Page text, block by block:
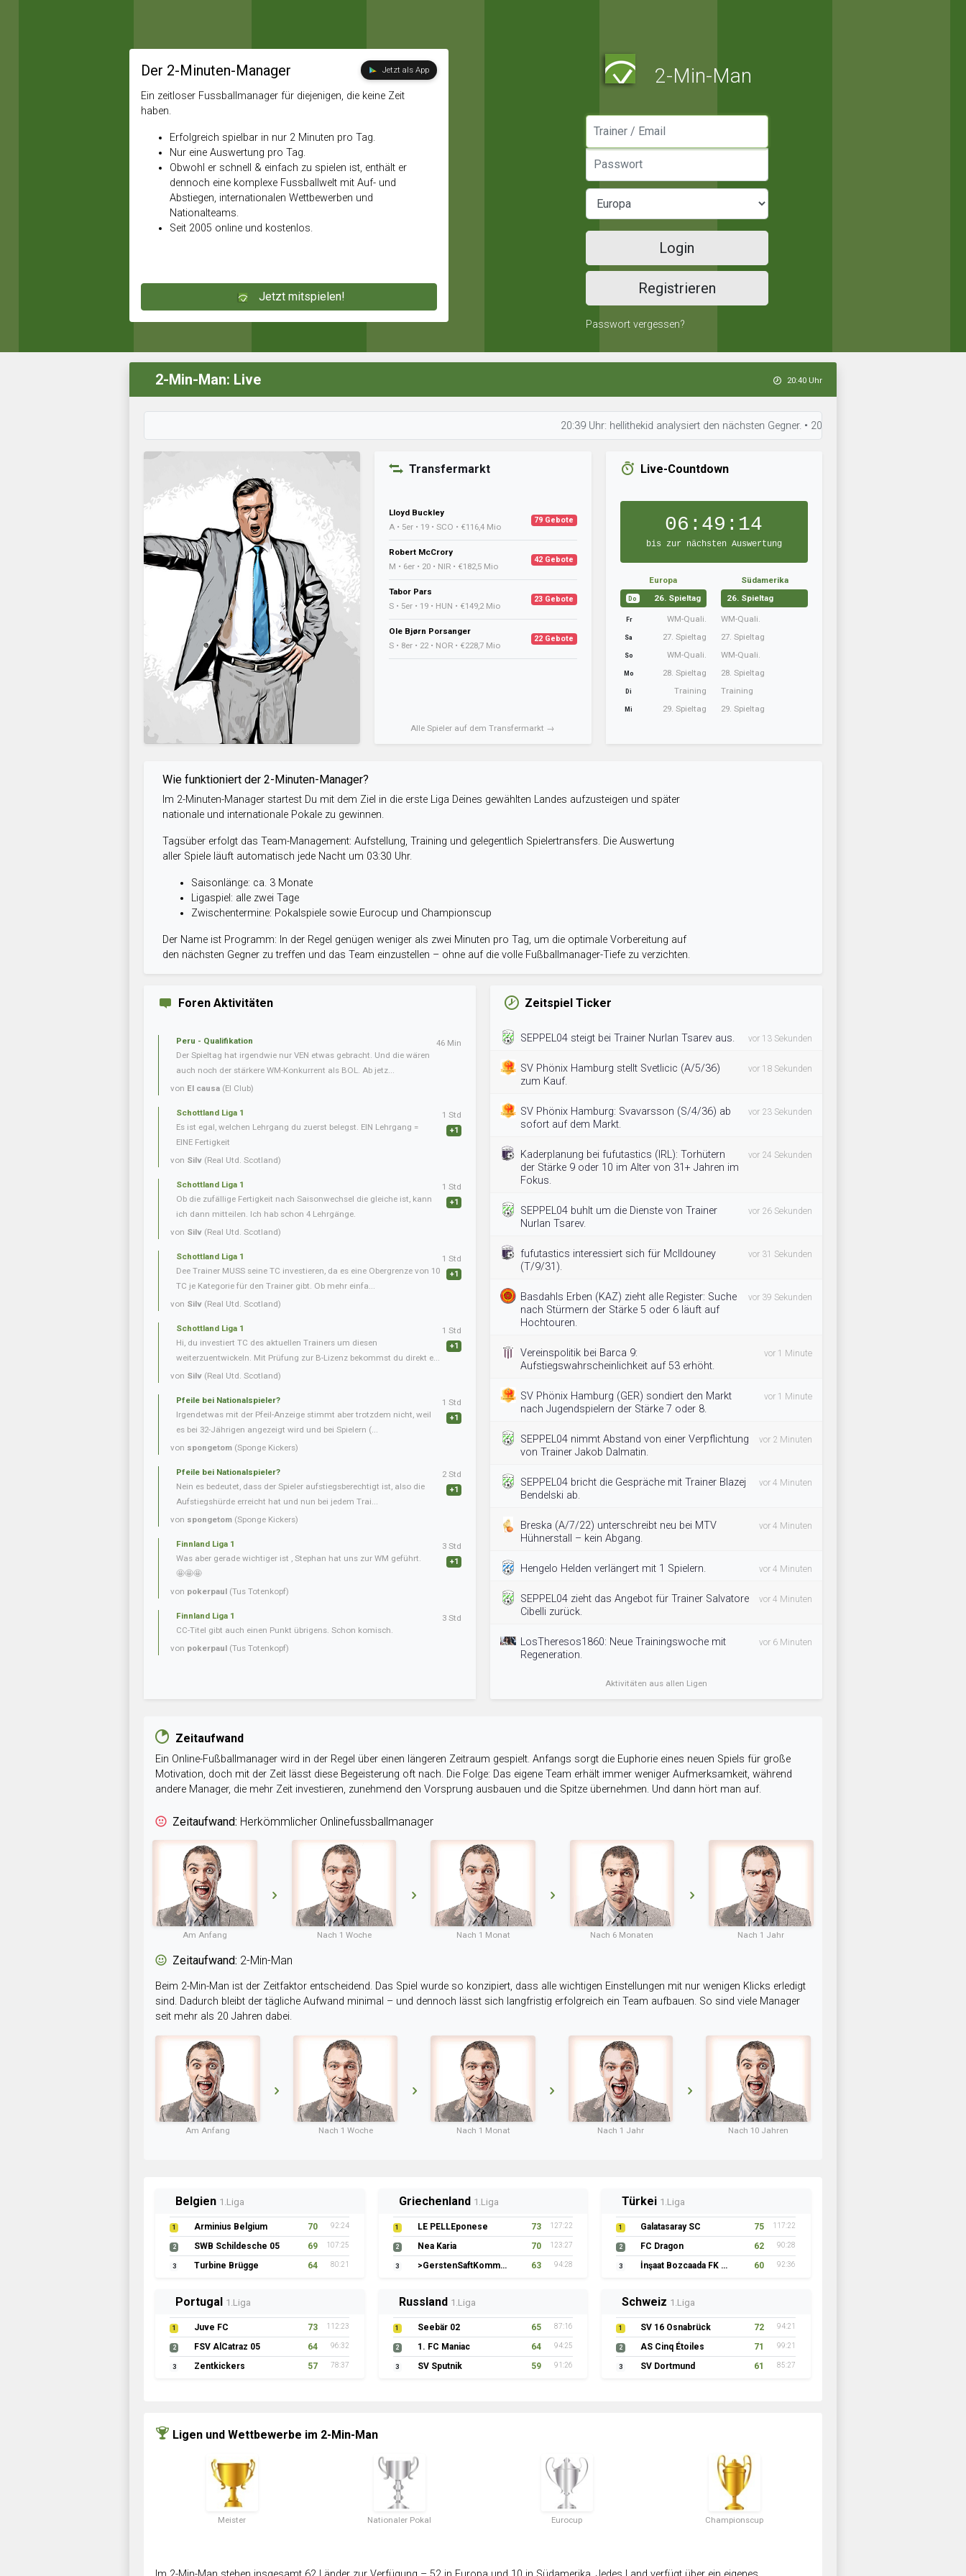
Der 2-Minuten-Manager Jetzt als App
Ein zeitloser Fussballmanager für diejenigen, die keine Zeit
haben.
Erfolgreich spielbar in nur 2 Minuten pro Tag.
Nur eine Auswertung pro Tag.
Obwohl er schnell & einfach zu spielen ist, enthält er
dennoch eine komplexe Fussballwelt mit Auf- und
Abstiegen, internationalen Wettbewerben und
Nationalteams.
Seit 2005 online und kostenlos.
Jetzt mitspielen!
2-Min-Man
Login
Registrieren
Passwort vergessen?
2-Min-Man: Live 20:40 Uhr
20:39 Uhr: hellithekid analysiert den nächsten Gegner. • 20:38 Uhr: Basdahls Erben arbeitet an
Transfermarkt
Lloyd Buckley
A • 5er • 19 • SCO • €116,4 Mio
79 Gebote
Robert McCrory
M • 6er • 20 • NIR • €182,5 Mio
42 Gebote
Tabor Pars
S • 5er • 19 • HUN • €149,2 Mio
23 Gebote
Ole Bjørn Porsanger
S • 8er • 22 • NOR • €228,7 Mio
22 Gebote
Alle Spieler auf dem Transfermarkt →
Live-Countdown
06:49:13
bis zur nächsten Auswertung
Europa
Do 26. Spieltag
Fr WM-Quali.
Sa 27. Spieltag
So WM-Quali.
Mo 28. Spieltag
Di Training
Mi 29. Spieltag
Südamerika
26. Spieltag
WM-Quali.
27. Spieltag
WM-Quali.
28. Spieltag
Training
29. Spieltag
Wie funktioniert der 2-Minuten-Manager?
Im 2-Minuten-Manager startest Du mit dem Ziel in die erste Liga Deines gewählten Landes aufzusteigen und später
nationale und internationale Pokale zu gewinnen.
Tagsüber erfolgt das Team-Management: Aufstellung, Training und gelegentlich Spielertransfers. Die Auswertung
aller Spiele läuft automatisch jede Nacht um 03:30 Uhr.
Saisonlänge: ca. 3 Monate
Ligaspiel: alle zwei Tage
Zwischentermine: Pokalspiele sowie Eurocup und Championscup
Der Name ist Programm: In der Regel genügen weniger als zwei Minuten pro Tag, um die optimale Vorbereitung auf
den nächsten Gegner zu treffen und das Team einzustellen – ohne auf die volle Fußballmanager-Tiefe zu verzichten.
Foren Aktivitäten
Peru - Qualifikation
Der Spieltag hat irgendwie nur VEN etwas gebracht. Und die wären
auch noch der stärkere WM-Konkurrent als BOL. Ab jetz...
von El causa (El Club)
46 Min
Schottland Liga 1
Es ist egal, welchen Lehrgang du zuerst belegst. EIN Lehrgang =
EINE Fertigkeit
von Silv (Real Utd. Scotland)
1 Std
+1
Schottland Liga 1
Ob die zufällige Fertigkeit nach Saisonwechsel die gleiche ist, kann
ich dann mitteilen. Ich hab schon 4 Lehrgänge.
von Silv (Real Utd. Scotland)
1 Std
+1
Schottland Liga 1
Dee Trainer MUSS seine TC investieren, da es eine Obergrenze von 10
TC je Kategorie für den Trainer gibt. Ob mehr einfa...
von Silv (Real Utd. Scotland)
1 Std
+1
Schottland Liga 1
Hi, du investiert TC des aktuellen Trainers um diesen
weiterzuentwickeln. Mit Prüfung zur B-Lizenz bekommst du direkt e...
von Silv (Real Utd. Scotland)
1 Std
+1
Pfeile bei Nationalspieler?
Irgendetwas mit der Pfeil-Anzeige stimmt aber trotzdem nicht, weil
es bei 32-Jährigen angezeigt wird und bei Spielern (...
von spongetom (Sponge Kickers)
1 Std
+1
Pfeile bei Nationalspieler?
Nein es bedeutet, dass der Spieler aufstiegsberechtigt ist, also die
Aufstiegshürde erreicht hat und nun bei jedem Trai...
von spongetom (Sponge Kickers)
2 Std
+1
Finnland Liga 1
Was aber gerade wichtiger ist , Stephan hat uns zur WM geführt.
🤩🤩🤩
von pokerpaul (Tus Totenkopf)
3 Std
+1
Finnland Liga 1
CC-Titel gibt auch einen Punkt übrigens. Schon komisch.
von pokerpaul (Tus Totenkopf)
3 Std
Zeitspiel Ticker
SEPPEL04 steigt bei Trainer Nurlan Tsarev aus. vor 13 Sekunden
SV Phönix Hamburg stellt Svetlicic (A/5/36)
zum Kauf.
vor 18 Sekunden
SV Phönix Hamburg: Svavarsson (S/4/36) ab
sofort auf dem Markt.
vor 23 Sekunden
Kaderplanung bei fufutastics (IRL): Torhütern
der Stärke 9 oder 10 im Alter von 31+ Jahren im
Fokus.
vor 24 Sekunden
SEPPEL04 buhlt um die Dienste von Trainer
Nurlan Tsarev.
vor 26 Sekunden
fufutastics interessiert sich für McIldouney
(T/9/31).
vor 31 Sekunden
Basdahls Erben (KAZ) zieht alle Register: Suche
nach Stürmern der Stärke 5 oder 6 läuft auf
Hochtouren.
vor 39 Sekunden
Vereinspolitik bei Barca 9:
Aufstiegswahrscheinlichkeit auf 53 erhöht.
vor 1 Minute
SV Phönix Hamburg (GER) sondiert den Markt
nach Jugendspielern der Stärke 7 oder 8.
vor 1 Minute
SEPPEL04 nimmt Abstand von einer Verpflichtung
von Trainer Jakob Dalmatin.
vor 2 Minuten
SEPPEL04 bricht die Gespräche mit Trainer Blazej
Bendelski ab.
vor 4 Minuten
Breska (A/7/22) unterschreibt neu bei MTV
Hühnerstall – kein Abgang.
vor 4 Minuten
Hengelo Helden verlängert mit 1 Spielern. vor 4 Minuten
SEPPEL04 zieht das Angebot für Trainer Salvatore
Cibelli zurück.
vor 4 Minuten
LosTheresos1860: Neue Trainingswoche mit
Regeneration.
vor 6 Minuten
Aktivitäten aus allen Ligen
Zeitaufwand
Ein Online-Fußballmanager wird in der Regel über einen längeren Zeitraum gespielt. Anfangs sorgt die Euphorie eines neuen Spiels für große
Motivation, doch mit der Zeit lässt diese Begeisterung oft nach. Die Folge: Das eigene Team erhält immer weniger Aufmerksamkeit, während
andere Manager, die mehr Zeit investieren, zunehmend den Vorsprung ausbauen und die Spitze übernehmen. Und dann hört man auf.
Zeitaufwand: Herkömmlicher Onlinefussballmanager
Am Anfang Nach 1 Woche Nach 1 Monat Nach 6 Monaten Nach 1 Jahr
Zeitaufwand: 2-Min-Man
Beim 2-Min-Man ist der Zeitfaktor entscheidend. Das Spiel wurde so konzipiert, dass alle wichtigen Einstellungen mit nur wenigen Klicks erledigt
sind. Dadurch bleibt der tägliche Aufwand minimal – und dennoch lässt sich langfristig erfolgreich ein Team aufbauen. So sind viele Manager
seit mehr als 20 Jahren dabei.
Am Anfang Nach 1 Woche Nach 1 Monat Nach 1 Jahr Nach 10 Jahren
Belgien 1.Liga
1 Arminius Belgium 70 92:24
2 SWB Schildesche 05 69 107:25
3 Turbine Brügge 64 80:21
Griechenland 1.Liga
1 LE PELLEponese 73 127:22
2 Nea Karia 70 123:27
3 >GerstenSaftKommando 63 94:28
Türkei 1.Liga
1 Galatasaray SC 75 117:22
2 FC Dragon 62 90:28
3 İnşaat Bozcaada FK 1957 60 92:36
Portugal 1.Liga
1 Juve FC 73 112:23
2 FSV AlCatraz 05 64 96:32
3 Zentkickers 57 78:37
Russland 1.Liga
1 Seebär 02 65 87:16
2 1. FC Maniac 64 94:25
3 SV Sputnik 59 91:26
Schweiz 1.Liga
1 SV 16 Osnabrück 72 94:21
2 AS Cinq Étoiles 71 99:21
3 SV Dortmund 61 85:27
Ligen und Wettbewerbe im 2-Min-Man
Meister Nationaler Pokal Eurocup Championscup